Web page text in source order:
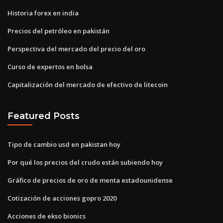
Historia forex en india
Precios del petróleo en pakistán
Perspectiva del mercado del precio del oro
Curso de expertos en bolsa
Capitalización del mercado de efectivo de litecoin
Featured Posts
Tipo de cambio usd en pakistan hoy
Por qué los precios del crudo están subiendo hoy
Gráfico de precios de oro de menta estadounidense
Cotización de acciones gopro 2020
Acciones de ekso bionics